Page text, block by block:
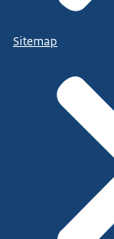
Sitemap